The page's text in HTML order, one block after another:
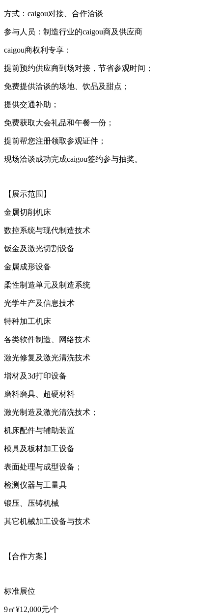
方式：caigou对接、合作洽谈
参与人员：制造行业的caigou商及供应商
caigou商权利专享：
提前预约供应商到场对接，节省参观时间；
免费提供洽谈的场地、饮品及甜点；
提供交通补助；
免费获取大会礼品和午餐一份；
提前帮您注册领取参观证件；
现场洽谈成功完成caigou签约参与抽奖。
【展示范围】
金属切削机床
数控系统与现代制造技术
钣金及激光切割设备
金属成形设备
柔性制造单元及制造系统
光学生产及信息技术
特种加工机床
各类软件制造、网络技术
激光修复及激光清洗技术
增材及3d打印设备
磨料磨具、超硬材料
激光制造及激光清洗技术；
机床配件与辅助装置
模具及板材加工设备
表面处理与成型设备；
检测仪器与工量具
锻压、压铸机械
其它机械加工设备与技术
【合作方案】
标准展位
9㎡¥12,000元/个